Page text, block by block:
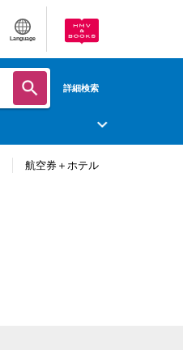
Language
詳細検索
航空券＋ホテル